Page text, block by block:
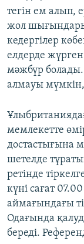
тегін ем алып,
жол шығындары
кедергілер
елдерде
мәжбүр
алмауы
мемлекетте
достастығына
шетелде
ретінде
күні сағат
аймағындағы
Одағында
береді.